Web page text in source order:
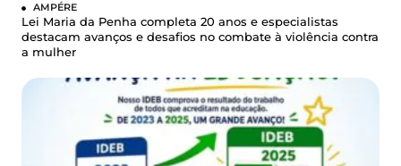
AMPÉRE
Lei Maria da Penha completa 20 anos e especialistas
destacam avanços e desafios no combate à violência contra
a mulher